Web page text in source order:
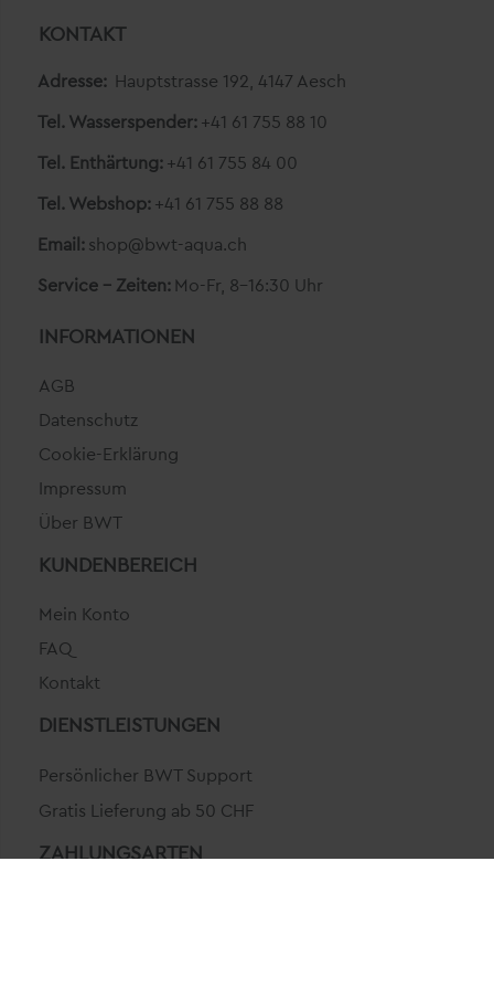
KONTAKT
Adresse: Hauptstrasse 192, 4147 Aesch
Tel. Wasserspender: +41 61 755 88 10
Tel. Enthärtung: +41 61 755 84 00
Tel. Webshop: +41 61 755 88 88
Email: shop@bwt-aqua.ch
Service - Zeiten: Mo-Fr, 8-16:30 Uhr
INFORMATIONEN
AGB
Datenschutz
Cookie-Erklärung
Impressum
Über BWT
KUNDENBEREICH
Mein Konto
FAQ
Kontakt
DIENSTLEISTUNGEN
Persönlicher BWT Support
Gratis Lieferung ab 50 CHF
ZAHLUNGSARTEN